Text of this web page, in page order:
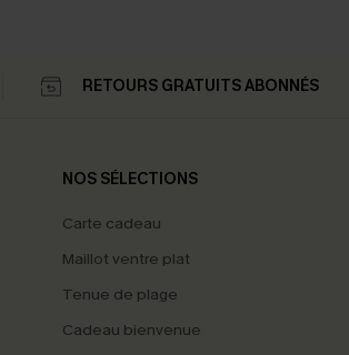
RETOURS GRATUITS ABONNÉS
NOS SÉLECTIONS
Carte cadeau
Maillot ventre plat
Tenue de plage
Cadeau bienvenue